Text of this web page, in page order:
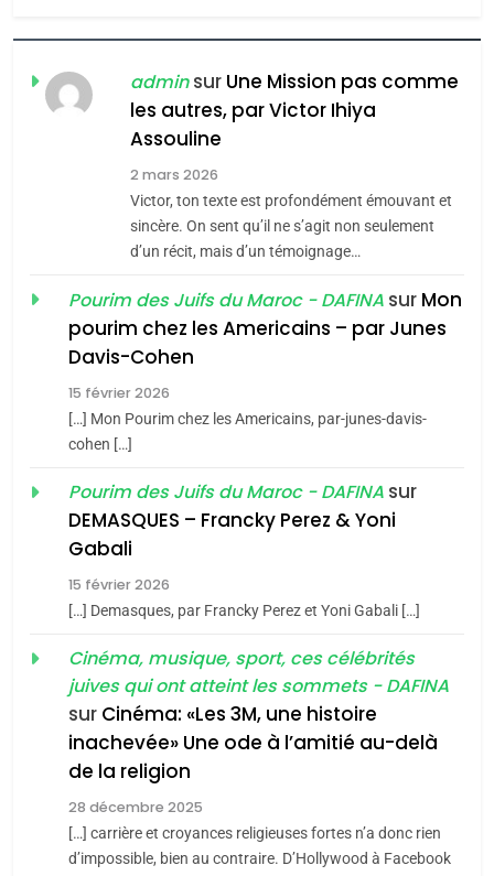
CE QUI NOUS MANQUE –
Jacques Hadida
JUDAISME
Maroc : Les amandes de
Tafraout, le miel de Tadla
Azilal consacrés produits
du terroir
DAFINA MAROC
Oeil ravageur – Vanessa
De Loya Stauber
«Tu dis génocide, je dis
guerre»: La nouvelle
Tout sur la Nostalgie
SOUVENIRS
l’alliance pourrait
s’étendre à 13 pays
d’Amérique latine
ISRAÉL JUDAISME
adminsur Une Mission pas comme
les autres, par Victor Ihiya
Assouline
2 mars 2026
Victor, ton texte est profondément émouvant et
sincère. On sent qu’il ne s’agit non seulement
d’un récit, mais d’un témoignage…
Pourim des Juifs du Maroc - DAFINA sur Mon
pourim chez les Americains – par Junes
Davis-Cohen
15 février 2026
[…] Mon Pourim chez les Americains, par-junes-davis-
cohen […]
Pourim des Juifs du Maroc - DAFINA sur
DEMASQUES – Francky Perez & Yoni
Gabali
15 février 2026
[…] Demasques, par Francky Perez et Yoni Gabali […]
Cinéma, musique, sport, ces célébrités
juives qui ont atteint les sommets - DAFINA
sur Cinéma: «Les 3M, une histoire
inachevée» Une ode à l’amitié au-delà
de la religion
28 décembre 2025
[…] carrière et croyances religieuses fortes n’a donc rien
d’impossible, bien au contraire. D’Hollywood à Facebook
2025, l’année la plus
d’ADL contre
l’antisémitisme
FRANCE ISRAÉL
POURQUOI JE REVENDIQUE
Zrihen-Dvir
CE QUI NOUS MANQUE –
Jacques Hadida
JUDAISME
Maroc : Les amandes de